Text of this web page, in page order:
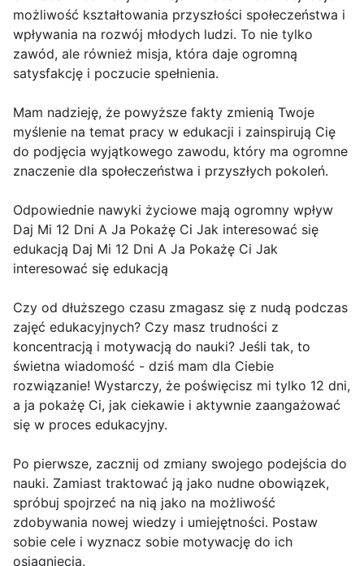
możliwość kształtowania przyszłości społeczeństwa i
wpływania na rozwój młodych ludzi. To nie tylko
zawód, ale również misja, która daje ogromną
satysfakcję i poczucie spełnienia.
Mam nadzieję, że powyższe fakty zmienią Twoje
myślenie na temat pracy w edukacji i zainspirują Cię
do podjęcia wyjątkowego zawodu, który ma ogromne
znaczenie dla społeczeństwa i przyszłych pokoleń.
Odpowiednie nawyki życiowe mają ogromny wpływ
Daj Mi 12 Dni A Ja Pokażę Ci Jak interesować się
edukacją Daj Mi 12 Dni A Ja Pokażę Ci Jak
interesować się edukacją
Czy od dłuższego czasu zmagasz się z nudą podczas
zajęć edukacyjnych? Czy masz trudności z
koncentracją i motywacją do nauki? Jeśli tak, to
świetna wiadomość - dziś mam dla Ciebie
rozwiązanie! Wystarczy, że poświęcisz mi tylko 12 dni,
a ja pokażę Ci, jak ciekawie i aktywnie zaangażować
się w proces edukacyjny.
Po pierwsze, zacznij od zmiany swojego podejścia do
nauki. Zamiast traktować ją jako nudne obowiązek,
spróbuj spojrzeć na nią jako na możliwość
zdobywania nowej wiedzy i umiejętności. Postaw
sobie cele i wyznacz sobie motywację do ich
osiągnięcia.